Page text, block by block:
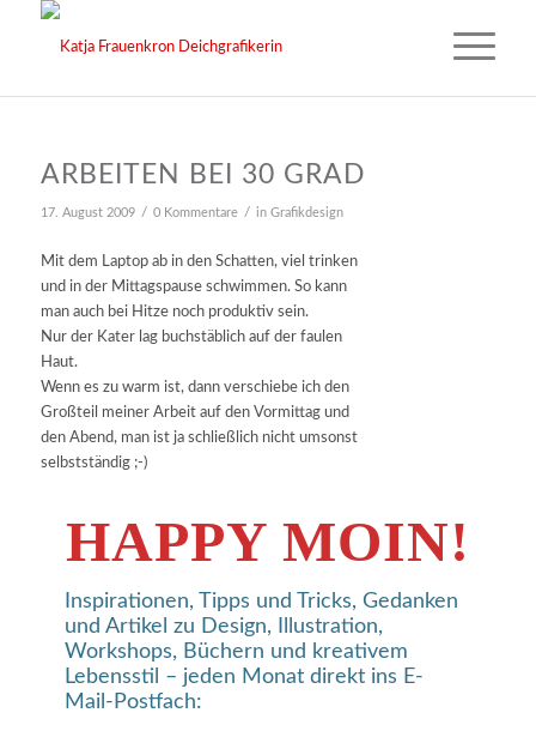
ARBEITEN BEI 30 GRAD
17. August 2009 / 0 Kommentare / in Grafikdesign
Mit dem Laptop ab in den Schatten, viel trinken
und in der Mittagspause schwimmen. So kann
man auch bei Hitze noch produktiv sein.
Nur der Kater lag buchstäblich auf der faulen
Haut.
Wenn es zu warm ist, dann verschiebe ich den
Großteil meiner Arbeit auf den Vormittag und
den Abend, man ist ja schließlich nicht umsonst
selbstständig ;-)
HAPPY MOIN!
Inspirationen, Tipps und Tricks, Gedanken
und Artikel zu Design, Illustration,
Workshops, Büchern und kreativem
Lebensstil – jeden Monat direkt ins E-
Mail-Postfach: